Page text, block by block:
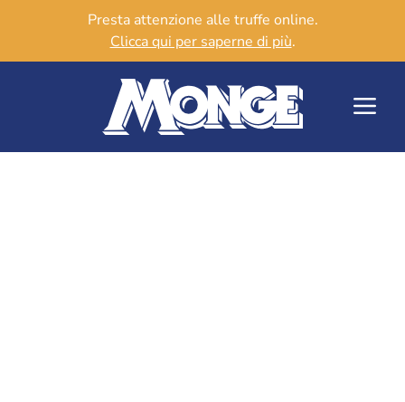
Presta attenzione alle truffe online.
Clicca qui per saperne di più.